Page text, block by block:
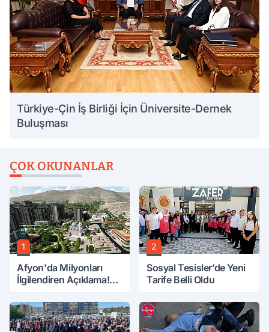
Türkiye-Çin İş Birliği İçin Üniversite-Dernek
Buluşması
ÇOK OKUNANLAR
1
Afyon'da Milyonları
İlgilendiren Açıklama!
2
Sosyal Tesisler’de Yeni
Tarife Belli Oldu